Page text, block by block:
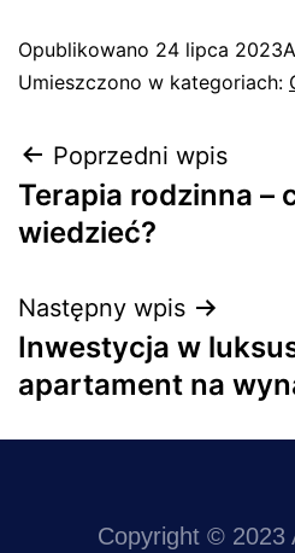
Opublikowano 24 lipca 2023
Umieszczono w kategoriach:
Poprzedni wpis
Terapia rodzinna –
wiedzieć?
Następny wpis
Inwestycja w
apartament na
Copyright © 2023